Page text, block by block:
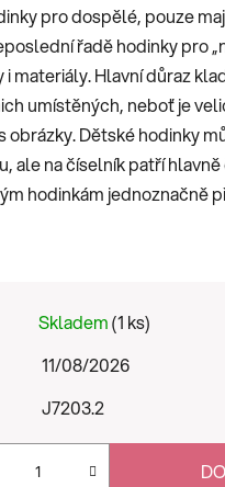
pro dospělé, pouze
řadě hodinky pro
materiály. Hlavní důraz
umístěných, neboť je
Dětské hodinky
ale na číselník patří
hodinkám jednoznačně
Skladem(1 ks)
11/08/2026
J7203.2